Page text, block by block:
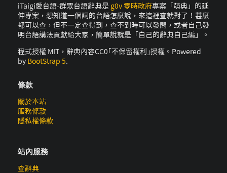
iTaigi愛台語-群眾台語辭典是 g0v 零時政府專案「萌典」的延
伸專案，想知道一個詞的台語怎麼說，來這裡查就對了！甚麼
都可以查，但不一定查得到，查不到時可以發問，或者自己發
明台語講法貢獻給大家，簡單說就是「自己的辭典自己編」。
程式授權 MIT，辭典內容CC0｢不保留權利｣授權。Powered
by BootStrap 5.
條款
關於本站
服務條款
隱私權條款
站內服務
查辭典